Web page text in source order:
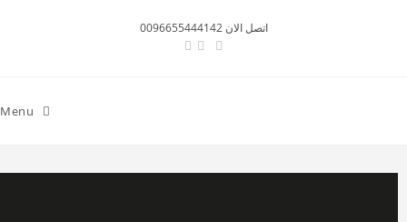
اتصل الان 0096655444142
Menu